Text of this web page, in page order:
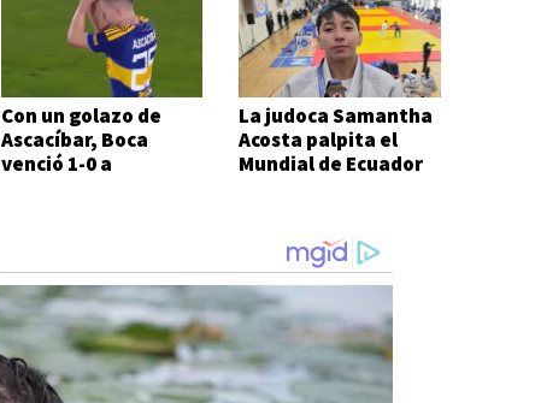
Con un golazo de
Ascacíbar, Boca
venció 1-0 a
La judoca Samantha
Acosta palpita el
Mundial de Ecuador